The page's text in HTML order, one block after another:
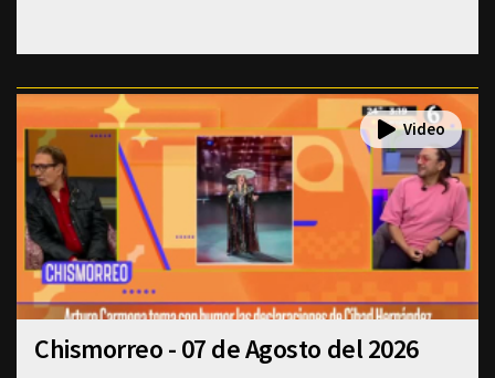
Chismorreo - 07 de Agosto del 2026